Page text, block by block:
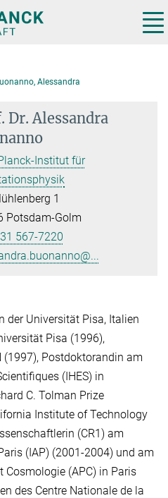
Alessandra
Dr. Alessandra
Institut für
1
Potsdam-Golm
567-7220
der Universität Pisa, Italien
Pisa (1996),
(1997), Postdoktorandin am
(IHES) in
C. Tolman Prize
Institute of Technology
(CR1) am
(IAP) (2001-2004) und am
Cosmologie (APC) in Paris
des Centre Nationale de la